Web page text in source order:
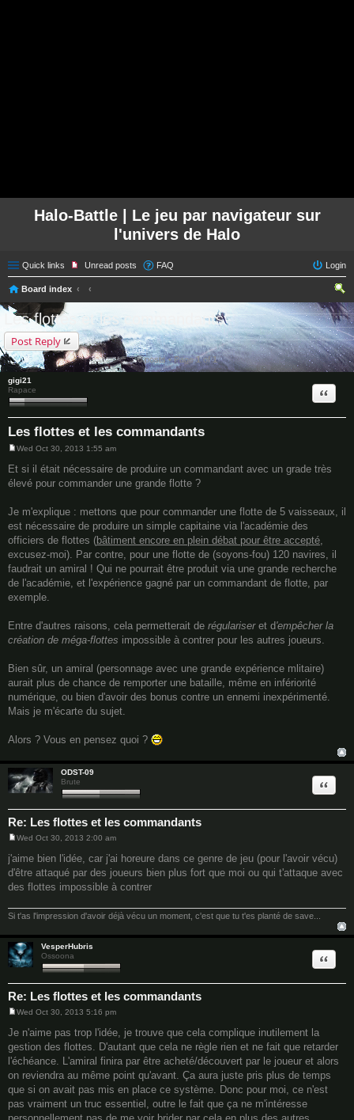
Halo-Battle | Le jeu par navigateur sur
l'univers de Halo
Quick links Unread posts FAQ Login
Board index
ear
ch
Les flottes et les commandants
Post Reply
6 posts • Page1of1
gigi21
Rapace
Les flottes et les commandants
Quote
s
t
Wed Oct 30, 2013 1:55 am
Et si il était nécessaire de produire un commandant avec un grade très
élevé pour commander une grande flotte ?
Je m'explique : mettons que pour commander une flotte de 5 vaisseaux, il
est nécessaire de produire un simple capitaine via l'académie des
officiers de flottes (bâtiment encore en plein débat pour être accepté,
excusez-moi). Par contre, pour une flotte de (soyons-fou) 120 navires, il
faudrait un amiral ! Qui ne pourrait être produit via une grande recherche
de l'académie, et l'expérience gagné par un commandant de flotte, par
exemple.
Entre d'autres raisons, cela permetterait de régulariseret d'empêcher la
création de méga-flottes impossible à contrer pour les autres joueurs.
Bien sûr, un amiral (personnage avec une grande expérience mlitaire)
aurait plus de chance de remporter une bataille, même en infériorité
numérique, ou bien d'avoir des bonus contre un ennemi inexpérimenté.
Mais je m'écarte du sujet.
Alors ? Vous en pensez quoi ?
ODST-09
Brute
Re: Les flottes et les commandants
Quote
o
s
t
Wed Oct 30, 2013 2:00 am
j'aime bien l'idée, car j'ai horeure dans ce genre de jeu (pour l'avoir vécu)
d'être attaqué par des joueurs bien plus fort que moi ou qui t'attaque avec
des flottes impossible à contrer
Si t'as l'impression d'avoir déjà vécu un moment, c'est que tu t'es planté de save...
VesperHubris
Ossoona
Re: Les flottes et les commandants
Quote
s
t
Wed Oct 30, 2013 5:16 pm
Je n'aime pas trop l'idée, je trouve que cela complique inutilement la
gestion des flottes. D'autant que cela ne règle rien et ne fait que retarder
l'échéance. L'amiral finira par être acheté/découvert par le joueur et alors
on reviendra au même point qu'avant. Ça aura juste pris plus de temps
que si on avait pas mis en place ce système. Donc pour moi, ce n'est
pas vraiment un truc essentiel, outre le fait que ça ne m'intéresse